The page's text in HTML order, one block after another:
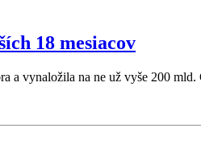
18 mesiacov
a vynaložila na ne už vyše 200